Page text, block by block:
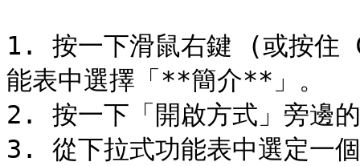
1. 按一下滑鼠右鍵 (或按
能表中選擇「**簡介**」。
2. 按一下「開啟方式」旁邊
3. 從下拉式功能表中選定一